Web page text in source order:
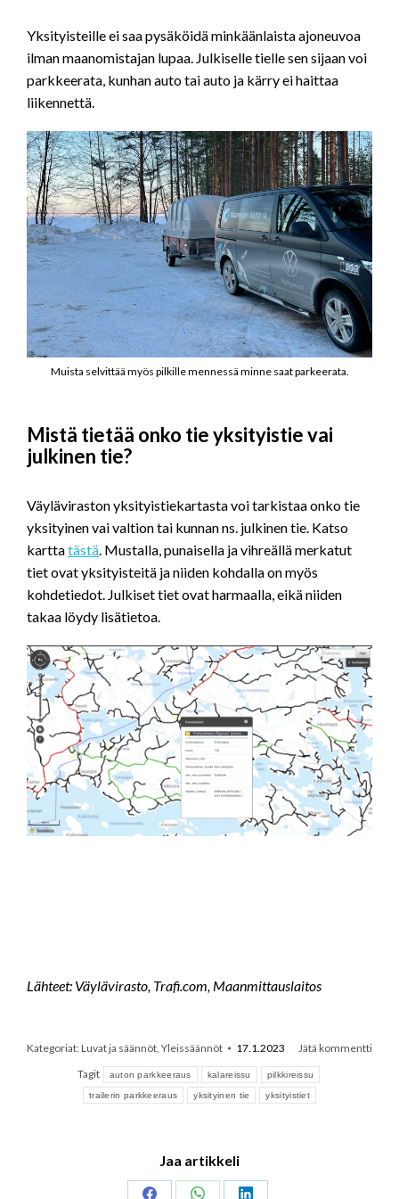
Yksityisteille ei saa pysäköidä minkäänlaista ajoneuvoa
ilman maanomistajan lupaa. Julkiselle tielle sen sijaan voi
parkkeerata, kunhan auto tai auto ja kärry ei haittaa
liikennettä.
Muista selvittää myös pilkille mennessä minne saat parkeerata.
Mistä tietää onko tie yksityistie vai
julkinen tie?
Väyläviraston yksityistiekartasta voi tarkistaa onko tie
yksityinen vai valtion tai kunnan ns. julkinen tie. Katso
karttatästä. Mustalla, punaisella ja vihreällä merkatut
tiet ovat yksityisteitä ja niiden kohdalla on myös
kohdetiedot. Julkiset tiet ovat harmaalla, eikä niiden
takaa löydy lisätietoa.
Lähteet: Väylävirasto, Trafi.com, Maanmittauslaitos
Kategoriat:Luvat ja säännöt Yleissäännöt 17.1.2023
Jätä kommentti
Tagit
auton parkkeeraus kalareissu pilkkireissu
trailerin parkkeeraus yksityinen tie yksityistiet
Jaa artikkeli